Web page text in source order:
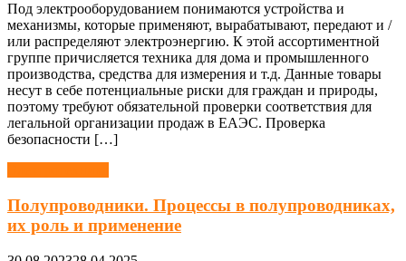
Под электрооборудованием понимаются устройства и
механизмы, которые применяют, вырабатывают, передают и /
или распределяют электроэнергию. К этой ассортиментной
группе причисляется техника для дома и промышленного
производства, средства для измерения и т.д. Данные товары
несут в себе потенциальные риски для граждан и природы,
поэтому требуют обязательной проверки соответствия для
легальной организации продаж в ЕАЭС. Проверка
безопасности […]
Полупроводники. Процессы в полупроводниках,
их роль и применение